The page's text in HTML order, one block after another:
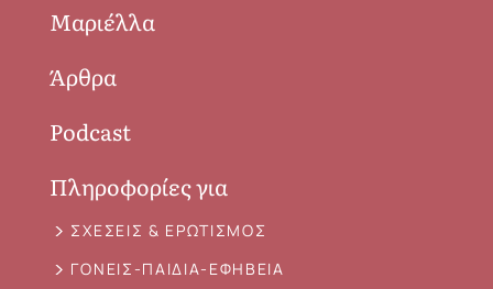
Μαριέλλα
Άρθρα
Podcast
Πληροφορίες για
ΣΧΕΣΕΙΣ & ΕΡΩΤΙΣΜΟΣ
ΓΟΝΕΙΣ-ΠΑΙΔΙΑ-ΕΦΗΒΕΙΑ